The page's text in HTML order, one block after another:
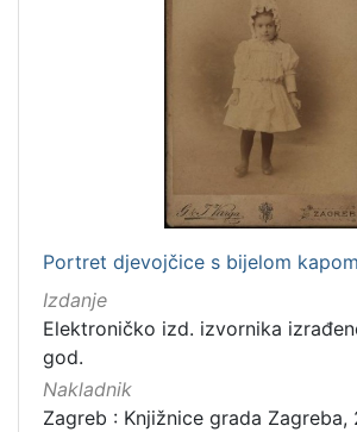
Portret djevojčice s bijelom
Izdanje
Elektroničko izd. izvornika
god.
Nakladnik
Zagreb : Knjižnice grada Zagreba,